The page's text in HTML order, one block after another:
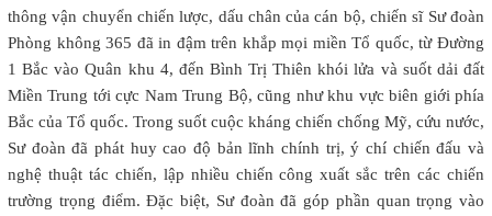
thông vận chuyển chiến lược, dấu chân của cán bộ, chiến sĩ Sư đoàn
Phòng không 365 đã in đậm trên khắp mọi miền Tổ quốc, từ Đường
1 Bắc vào Quân khu 4, đến Bình Trị Thiên khói lửa và suốt dải đất
Miền Trung tới cực Nam Trung Bộ, cũng như khu vực biên giới phía
Bắc của Tổ quốc. Trong suốt cuộc kháng chiến chống Mỹ, cứu nước,
Sư đoàn đã phát huy cao độ bản lĩnh chính trị, ý chí chiến đấu và
nghệ thuật tác chiến, lập nhiều chiến công xuất sắc trên các chiến
trường trọng điểm. Đặc biệt, Sư đoàn đã góp phần quan trọng vào